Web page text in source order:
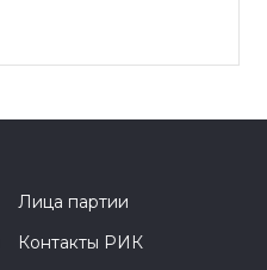
Лица партии
Контакты РИК